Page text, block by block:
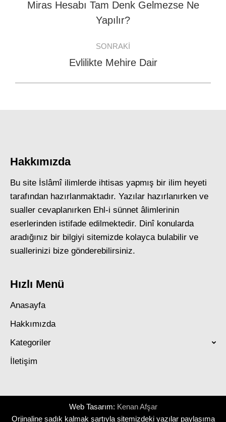
Previous
post:
Miras Hesabı Tam Denk Gelmezse Ne
Yapılır?
SONRAKI
Next
Evlilikte Mehire Dair
Hakkımızda
Bu site İslâmî ilimlerde ihtisas yapmış bir ilim heyeti
tarafından hazırlanmaktadır. Yazılar hazırlanırken ve
sualler cevaplanırken Ehl-i sünnet âlimlerinin
eserlerinden istifade edilmektedir. Dinî konularda
aradığınız bir bilgiyi sitemizde kolayca bulabilir ve
suallerinizi bize gönderebilirsiniz.
Hızlı Menü
Anasayfa
Hakkımızda
Kategoriler
İletişim
Web Tasarım: Kenan Afşar
Orjinaline sadık kalmak şartıyla sitemizdeki yazılar paylaşıma